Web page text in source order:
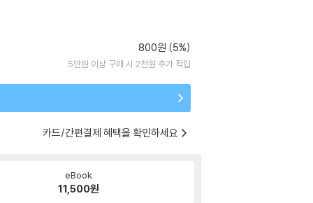
800원 (5%)
5만원 이상 구매 시 2천원 추가 적립
카드/간편결제 혜택을 확인하세요
eBook
11,500원